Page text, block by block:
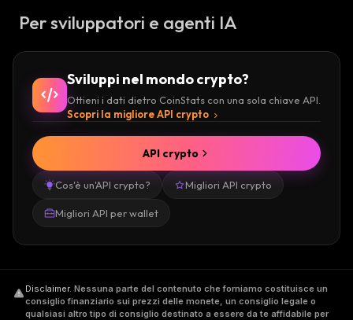
Per sviluppatori e agenti IA
Sviluppi nel mondo crypto?
Ottieni i dati dietro CoinStats con una sola chiave API.
Scopri la migliore API crypto
Cos'è un'API crypto? Migliori API crypto
Migliori API per wallet
API crypto
Disclaimer. Nessuna parte del contenuto che forniamo costituisce un
consiglio finanziario sui prezzi delle monete, un consiglio legale o
qualsiasi altro tipo di consiglio destinato a essere da te affidabile per